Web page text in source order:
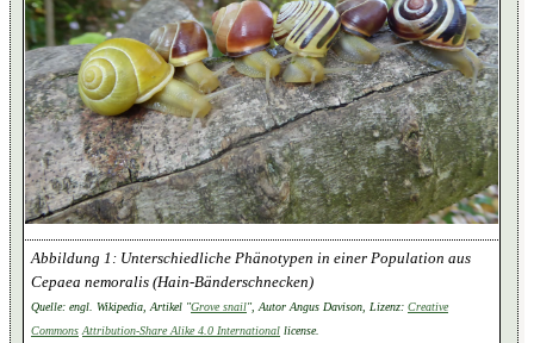
Unterschiedliche Phänotypen in einer Population aus
Cepaea nemoralis (Hain-Bänderschnecken)
Quelle: engl. Wikipedia, Artikel "Grove snail", Autor Angus Davison, Lizenz: Creative
Commons Attribution-Share Alike 4.0 International license.